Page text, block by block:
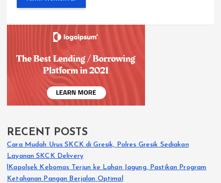
RECENT POSTS
Cara Mudah Urus SKCK di Gresik, Polres Gresik Sediakan
Layanan SKCK Delivery
lKapolsek Kebomas Terjun ke Lahan Jagung, Pastikan Program
Ketahanan Pangan Berjalan Optimal